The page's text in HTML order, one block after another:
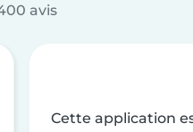
avis
Cette application